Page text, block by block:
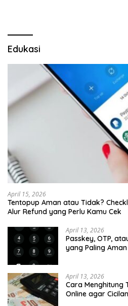
Edukasi
April 15, 2026
Tentopup Aman atau Tidak?
Alur Refund yang Perlu Kamu Cek
April 13, 2026
Passkey, OTP,
yang Paling
April 13, 2026
Cara Menghitung
Online agar